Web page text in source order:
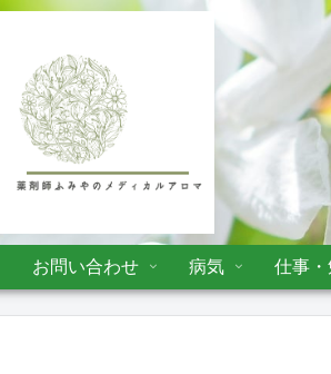
お問い合わせ 病気 仕事